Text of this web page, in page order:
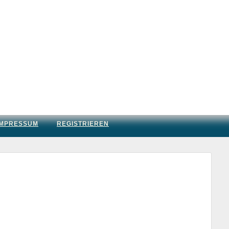
REGISTRIEREN